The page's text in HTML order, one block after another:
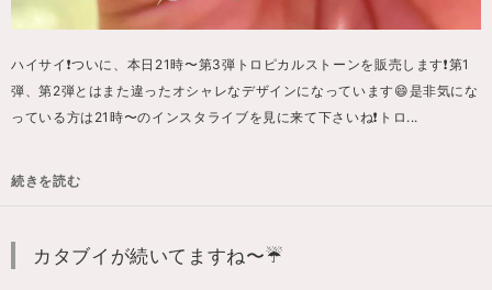
ハイサイ❗️ついに、本日21時〜第3弾トロピカルストーンを販売します❗️第1
弾、第2弾とはまた違ったオシャレなデザインになっています😄是非気にな
っている方は21時〜のインスタライブを見に来て下さいね❗️トロ...
続きを読む
カタブイが続いてますね〜☔️